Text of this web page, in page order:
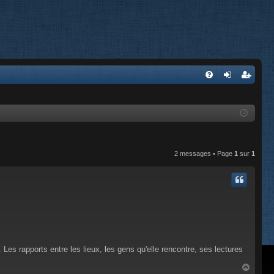
nr
2 messages • Page 1 sur 1
rapports entre les lieux, les gens qu'elle rencontre, ses lectures